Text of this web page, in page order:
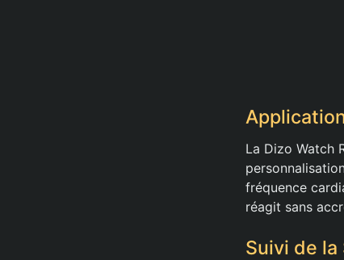
La Dizo Watch
fréquence
réagit sans
Suivi de